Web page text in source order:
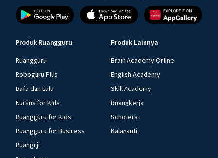
Produk Ruangguru
Ruangguru
Roboguru Plus
Dafa dan Lulu
Kursus for Kids
Ruangguru for Kids
Ruangguru for Business
Ruanguji
Produk Lainnya
Brain Academy Online
English Academy
Skill Academy
Ruangkerja
Schoters
Kalananti